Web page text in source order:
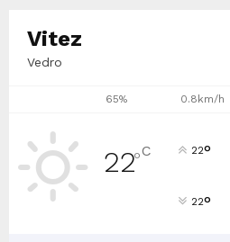
Vitez
Vedro
65% 0.8km/h
22°C 22°
22°